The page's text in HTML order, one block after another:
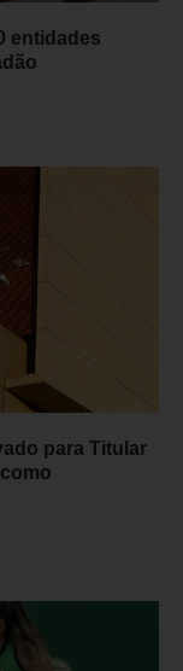
entidades
para Titular